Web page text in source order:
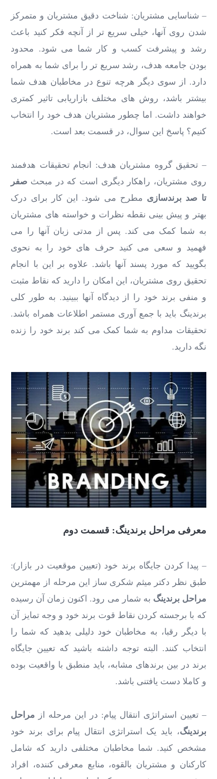
– شناسایی مشتریان: شناخت دقیق مشتریان و متمرکز
شدن روی آنها، خیلی سریع تر از آنچه فکر کنید باعث
رشد و پیشرفت کسب و کار شما می شود. محدود
بودن جامعه هدف، رشد سریع تر را برای شما به همراه
دارد. از سوی دیگر هرچه تنوع در مخاطبان هدف شما
بیشتر باشد، روش های مختلف بازاریابی تاثیر کمتری
خواهند داشت. اما چطور مشتریان هدف خود را انتخاب
کنیم؟ پاسخ این سوال، در قسمت بعد است.
– تحقیق گروه مشتریان هدف: انجام تحقیقات هدفمند
روی مشتریان، راهکار دیگری است که در مبحث صفر
تا صد برندسازی مطرح می شود. این کار برای درک
بهتر و پیش بینی نقطه نظرات و خواسته های مشتریان
به شما کمک می کند. پس از مدتی زبان آنها را می
فهمید و سعی می کنید حرف های خود را به نحوی
بگویید که مورد پسند آنها باشد. علاوه بر این با انجام
تحقیق روی مشتریان، این امکان را دارید که نقاط مثبت
و منفی برند خود را از دیدگاه آنها ببینید. به طور کلی
برندینگ باید با جمع آوری مستمر اطلاعات همراه باشد.
تحقیقات مداوم به شما کمک می کند برند خود را زنده
نگه دارید.
معرفی مراحل برندینگ: قسمت دوم
– پیدا کردن جایگاه برند خود (تعیین موقعیت در بازار):
طبق نظر دکتر میثم شکری ساز این مرحله از مهمترین
مراحل برندینگ به شمار می رود. اکنون زمان آن رسیده
که با برجسته کردن نقاط قوت برند خود و وجه تمایز آن
با دیگر رقبا، به مخاطبان خود دلیلی بدهید که شما را
انتخاب کنند. البته توجه داشته باشید که تعیین جایگاه
برند در بین برندهای مشابه، باید منطبق با واقعیت بوده
و کاملا دست یافتنی باشد.
– تعیین استراتژی انتقال پیام: در این مرحله از مراحل
برندینگ، باید یک استراتژی انتقال پیام برای برند خود
مشخص کنید. شما مخاطبان مختلفی دارید که شامل
کارکنان و مشتریان بالقوه، منابع معرفی کننده، افراد